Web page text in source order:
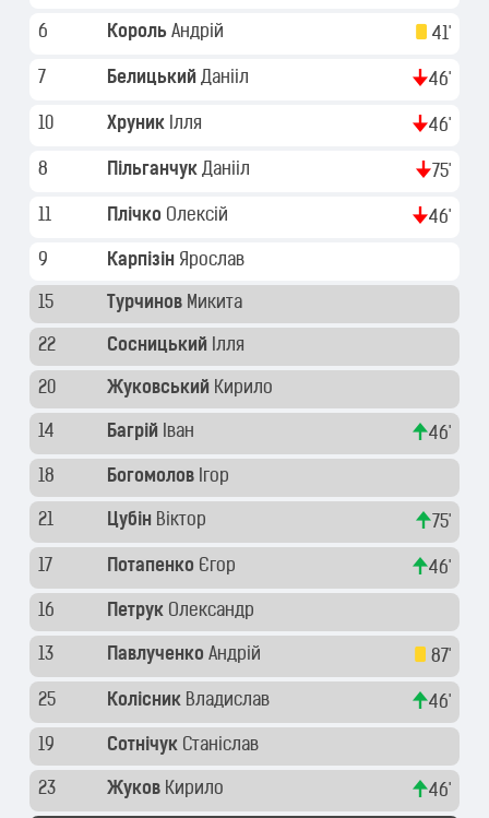
6 Король Андрій 41'
7 Белицький Данііл 46'
10 Хруник Ілля 46'
8 Пільганчук Данііл 75'
11 Плічко Олексій 46'
9 Карпізін Ярослав
15 Турчинов Микита
22 Сосницький Ілля
20 Жуковський Кирило
14 Багрій Іван 46'
18 Богомолов Ігор
21 Цубін Віктор 75'
17 Потапенко Єгор 46'
16 Петрук Олександр
13 Павлученко Андрій 87'
25 Колісник Владислав 46'
19 Сотнічук Станіслав
23 Жуков Кирило 46'